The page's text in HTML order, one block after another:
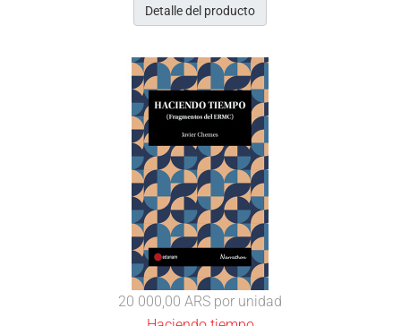
Detalle del producto
20 000,00 ARS por unidad